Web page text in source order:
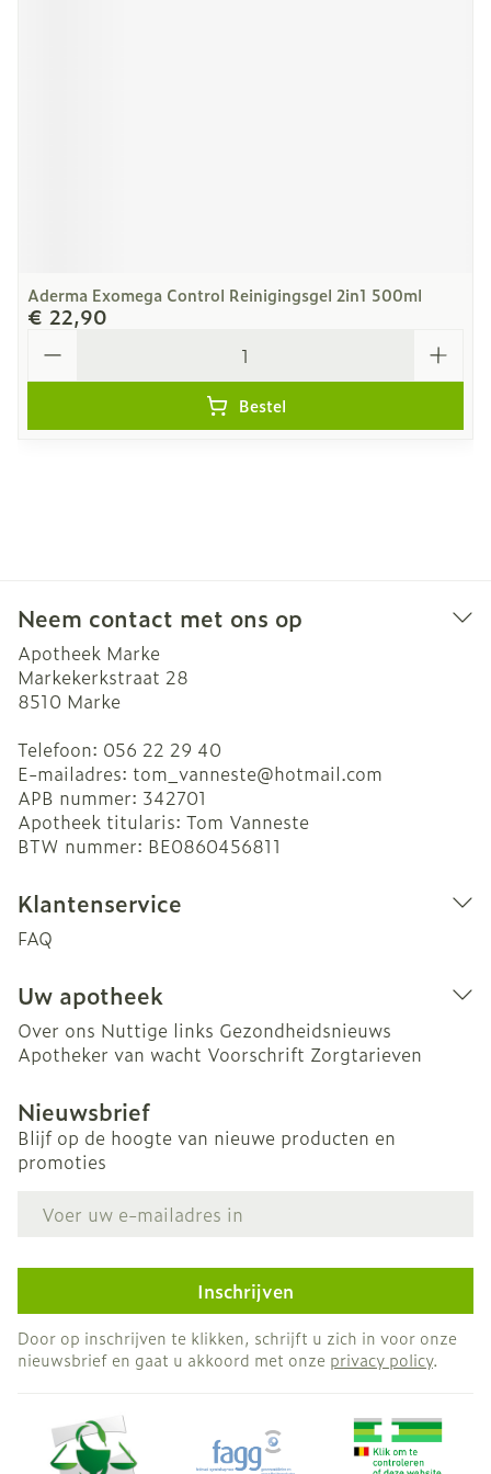
Aderma Exomega Control Reinigingsgel 2in1 500ml
€ 22,90
Bestel
Neem contact met ons op
Apotheek Marke
Markekerkstraat 28
8510 Marke
Telefoon: 056 22 29 40
E-mailadres: tom_vanneste@hotmail.com
APB nummer: 342701
Apotheek titularis: Tom Vanneste
BTW nummer: BE0860456811
Klantenservice
FAQ
Uw apotheek
Over ons Nuttige links Gezondheidsnieuws
Apotheker van wacht Voorschrift Zorgtarieven
Nieuwsbrief
Blijf op de hoogte van nieuwe producten en
promoties
Inschrijven
Door op inschrijven te klikken, schrijft u zich in voor onze
nieuwsbrief en gaat u akkoord met onze privacy policy.